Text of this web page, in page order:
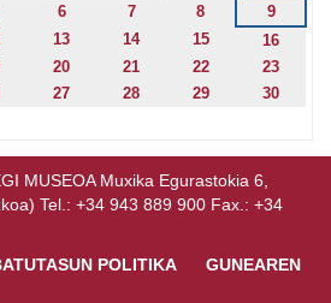
6 7 8
9
13 14 15
16
20 21 22
23
27 28 29
30
MUSEOA Muxika Egurastokia 6,
Tel.: +34 943 889 900 Fax.: +34
POLITIKA
GUNEAREN